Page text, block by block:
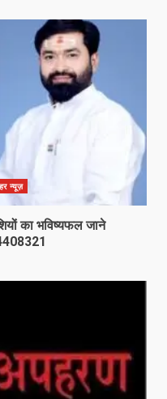
न्यूज़
का भविष्यफल जाने